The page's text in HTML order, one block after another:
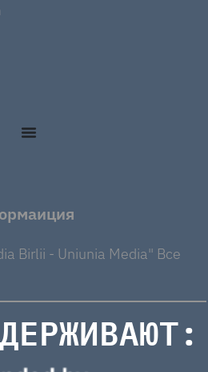
Birlii - Uniunia Media" Все